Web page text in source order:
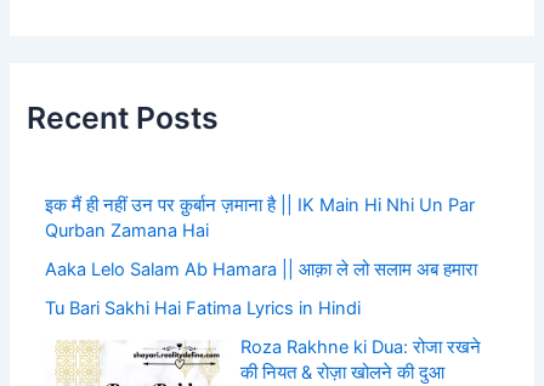
Recent Posts
इक मैं ही नहीं उन पर क़ुर्बान ज़माना है || IK Main Hi Nhi Un Par
Qurban Zamana Hai
Aaka Lelo Salam Ab Hamara || आक़ा ले लो सलाम अब हमारा
Tu Bari Sakhi Hai Fatima Lyrics in Hindi
Roza Rakhne ki Dua: रोजा रखने
की नियत & रोज़ा खोलने की दुआ